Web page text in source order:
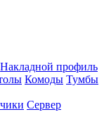
Накладной профиль
Комоды Тумбы
Сервер